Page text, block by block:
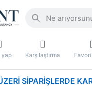
yap Karşılaştırma
SIPARIŞLERDE